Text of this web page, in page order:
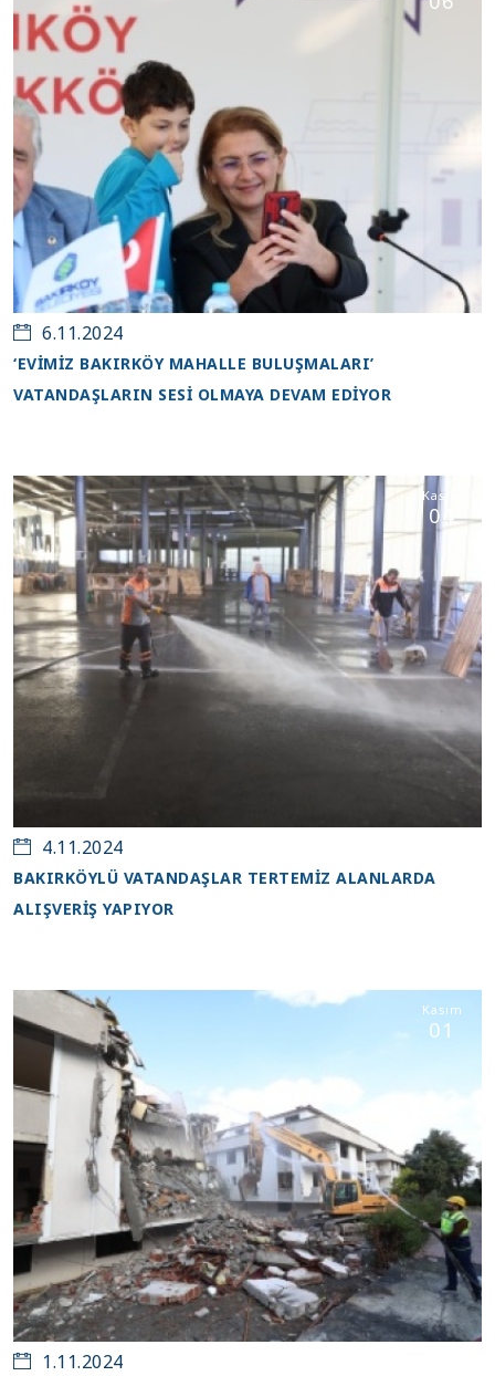
6.11.2024
‘EVİMİZ BAKIRKÖY MAHALLE BULUŞMALARI’
VATANDAŞLARIN SESİ OLMAYA DEVAM EDİYOR
Kasım
04
4.11.2024
BAKIRKÖYLÜ VATANDAŞLAR TERTEMİZ ALANLARDA
ALIŞVERİŞ YAPIYOR
Kasım
01
1.11.2024